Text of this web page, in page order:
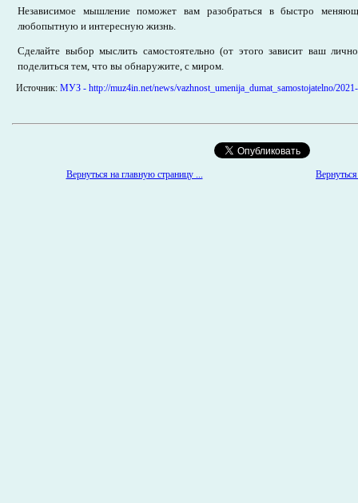
Независимое мышление поможет вам разобраться в быстро
любопытную и интересную жизнь.
Сделайте выбор мыслить самостоятельно (от этого зависит ваш
поделиться тем, что вы обнаружите, с миром.
Источник: МУЗ - http://muz4in.net/news/vazhnost_umenija_dumat_samostojatelno/